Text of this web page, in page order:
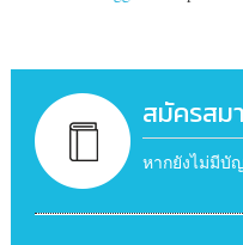
สมัครสม
หากยังไม่มีบั